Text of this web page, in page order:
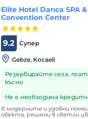
Elite Hotel Darıca SPA &
Convention Center
Супер
9.2
Gebze, Kocaeli
Резервирайте сега,
късно
Не е необходима
В модерните и удобни
обекта, решени в светли